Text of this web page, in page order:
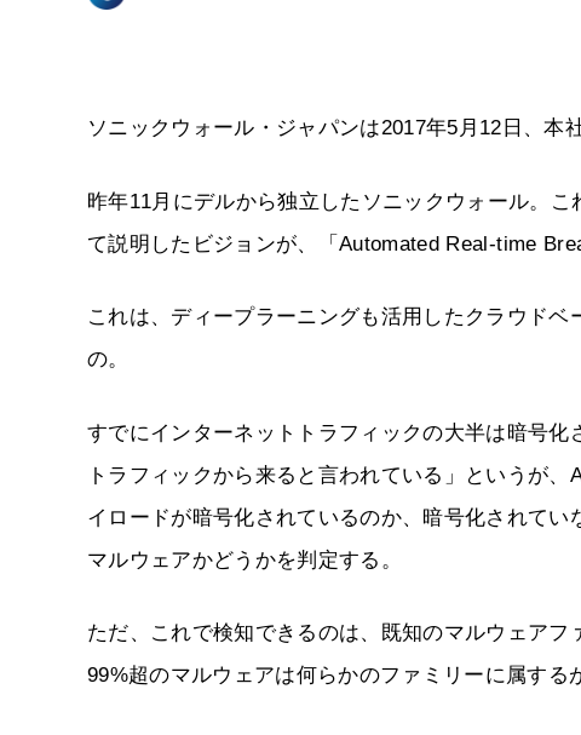
ソニックウォール・ジャパンは2017年5月12日、本
昨年11月にデルから独立したソニックウォール。
て説明したビジョンが、「Automated Real-time
これは、ディープラーニングも活用したクラウド
の。
すでにインターネットトラフィックの大半は暗号
トラフィックから来ると言われている」というが
イロードが暗号化されているのか、暗号化されてい
マルウェアかどうかを判定する。
ただ、これで検知できるのは、既知のマルウェアフ
99%超のマルウェアは何らかのファミリーに属する